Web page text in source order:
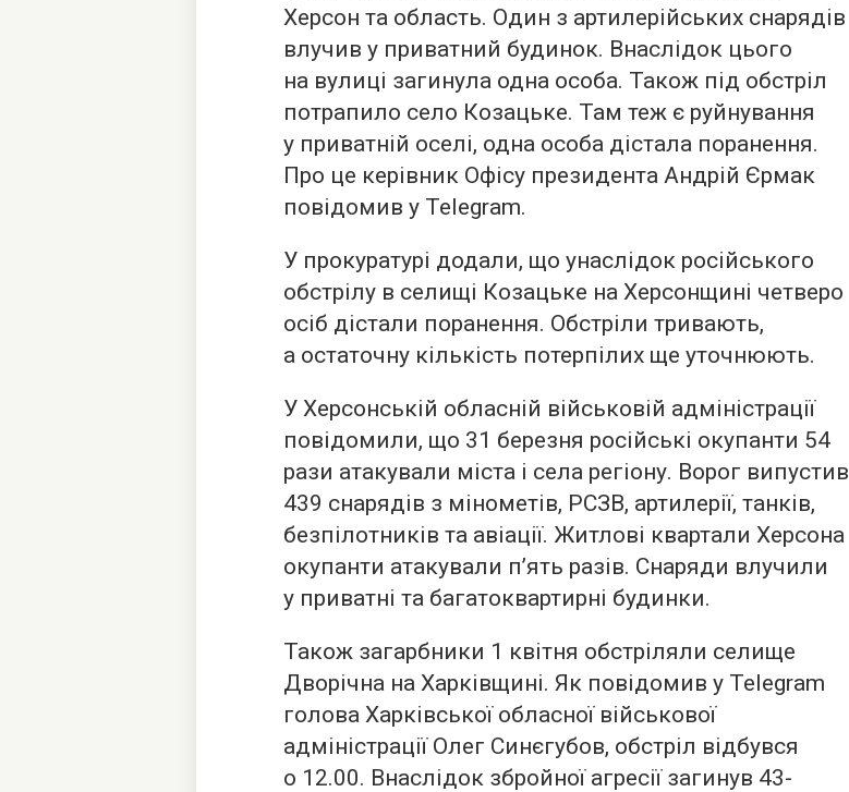
Херсон та область. Один з артилерійських снарядів
влучив у приватний будинок. Внаслідок цього
на вулиці загинула одна особа. Також під обстріл
потрапило село Козацьке. Там теж є руйнування
у приватній оселі, одна особа дістала поранення.
Про це керівник Офісу президента Андрій Єрмак
повідомив у Telegram.
У прокуратурі додали, що унаслідок російського
обстрілу в селищі Козацьке на Херсонщині четверо
осіб дістали поранення. Обстріли тривають,
а остаточну кількість потерпілих ще уточнюють.
У Херсонській обласній військовій адміністрації
повідомили, що 31 березня російські окупанти 54
рази атакували міста і села регіону. Ворог випустив
439 снарядів з мінометів, РСЗВ, артилерії, танків,
безпілотників та авіації. Житлові квартали Херсона
окупанти атакували п’ять разів. Снаряди влучили
у приватні та багатоквартирні будинки.
Також загарбники 1 квітня обстріляли селище
Дворічна на Харківщині. Як повідомив у Telegram
голова Харківської обласної військової
адміністрації Олег Синєгубов, обстріл відбувся
о 12.00. Внаслідок збройної агресії загинув 43-